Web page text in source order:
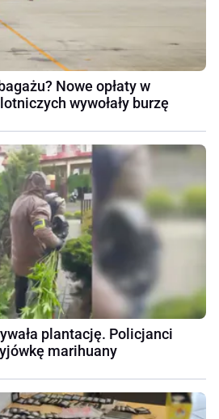
Nowe opłaty w
wywołały burzę
plantację. Policjanci
marihuany